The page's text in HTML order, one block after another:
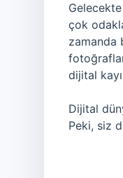
çok
zamanda
dijital
Dijital
Peki, siz